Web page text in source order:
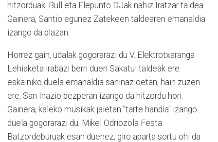
hitzorduak: Bull eta Elepunto DJak nahiz Iratzar taldea.
Gainera, Santio egunez Zatekeen taldearen emanaldia
izango da plazan.
Horrez gain, udalak gogorarazi du V. Elektrotxaranga
Lehiaketa irabazi berri duen Sakatu! taldeak ere
eskainiko duela emanaldia saninazioetan; hain zuzen
ere, San Inazio bezperan izango da hitzordu hori.
Gainera, kaleko musikak jaietan "tarte handia" izango
duela gogorarazi du. Mikel Odriozola Festa
Batzordeburuak esan duenez, giro aparta sortu ohi da